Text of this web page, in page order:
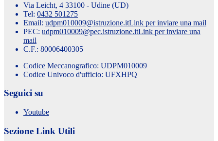
Via Leicht, 4 33100 - Udine (UD)
Tel: 0432 501275
Email: udpm010009@istruzione.itLink per inviare una mail
PEC: udpm010009@pec.istruzione.itLink per inviare una
mail
C.F.: 80006400305
Codice Meccanografico: UDPM010009
Codice Univoco d'ufficio: UFXHPQ
Seguici su
Youtube
Sezione Link Utili